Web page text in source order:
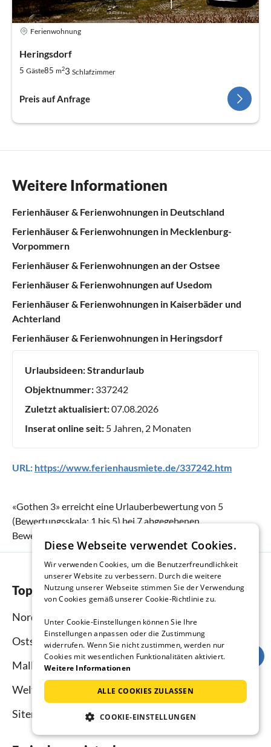
Ferienwohnung
Heringsdorf
5 Gäste85 m23 Schlafzimmer
Preis auf Anfrage
Weitere Informationen
Ferienhäuser & Ferienwohnungen in Deutschland
Ferienhäuser & Ferienwohnungen in Mecklenburg-
Vorpommern
Ferienhäuser & Ferienwohnungen an der Ostsee
Ferienhäuser & Ferienwohnungen auf Usedom
Ferienhäuser & Ferienwohnungen in Kaiserbäder und
Achterland
Ferienhäuser & Ferienwohnungen in Heringsdorf
Urlaubsideen:Strandurlaub
Objektnummer: 337242
Zuletzt aktualisiert:07.08.2026
Inserat online seit: 5 Jahren, 2 Monaten
URL: https://www.ferienhausmiete.de/337242.htm
«Gothen 3» erreicht eine Urlauberbewertung von 5
(Bewertungsskala:1bis5) bei7abgegebenen
Bewertungen.
Top-Regionen
Nordsee
Ostsee
Mallorca
Weltweit
Sitemap
Diese Webseite verwendet Cookies.
Wir verwenden Cookies, um die Benutzerfreundlichkeit
unserer Website zu verbessern. Durch die weitere
Nutzung unserer Webseite stimmen Sie der Verwendung
von Cookies gemäß unserer Cookie-Richtlinie zu.
Unter Cookie-Einstellungen können Sie Ihre
Einstellungen anpassen oder die Zustimmung
widerrufen. Wenn Sie nicht zustimmen, werden nur
Cookies mit wesentlichen Funktionalitäten aktiviert.
Weitere Informationen
ALLE COOKIES ZULASSEN
COOKIE-EINSTELLUNGEN